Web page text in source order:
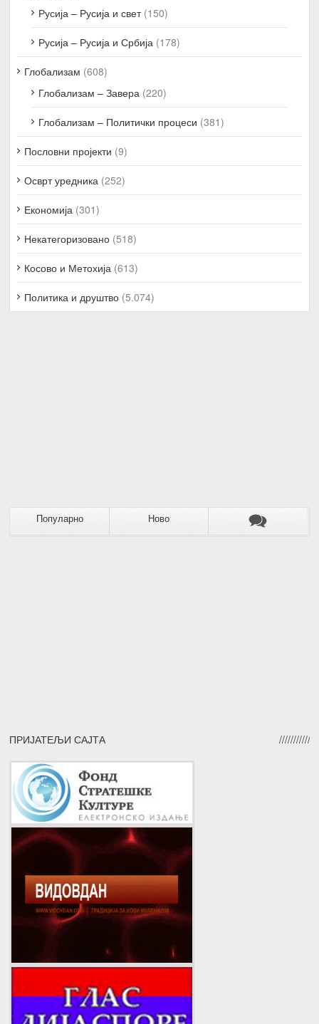
Русија – Русија и свет(150)
Русија – Русија и Србија (178)
Глобализам (608)
Глобализам – Завера (220)
Глобализам – Политички процеси (381)
Пословни пројекти (9)
Осврт уредника (252)
Економија (301)
Некатегоризовано (518)
Косово и Метохија (613)
Политика и друштво (5.074)
Популарно Ново
ПРИЈАТЕЉИ САЈТА